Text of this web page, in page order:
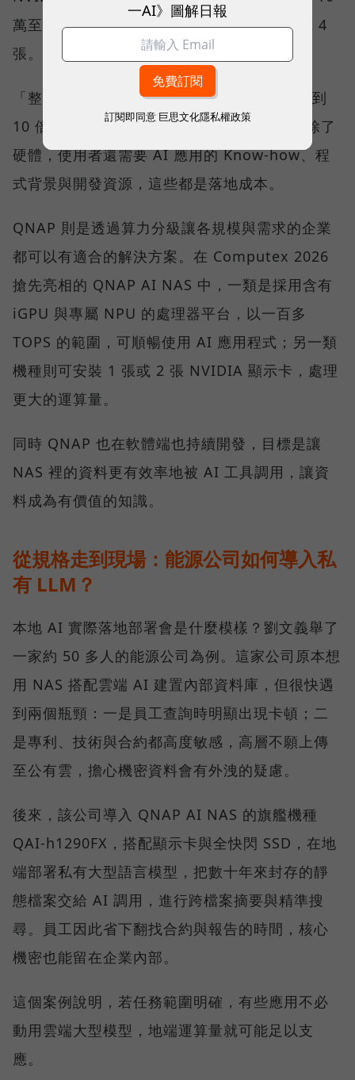
萬至 12 萬元，一張算不完，就得配置 2 張或 4
張。
「整體成本可能是過去單獨一台 NAS 的 5 倍到
10 倍，並不是大部分中小企業都能接受。」除了
硬體，使用者還需要 AI 應用的 Know-how、程
式背景與開發資源，這些都是落地成本。
QNAP 則是透過算力分級讓各規模與需求的企業
都可以有適合的解決方案。在 Computex 2026
搶先亮相的 QNAP AI NAS 中，一類是採用含有
iGPU 與專屬 NPU 的處理器平台，以一百多
TOPS 的範圍，可順暢使用 AI 應用程式；另一類
機種則可安裝 1 張或 2 張 NVIDIA 顯示卡，處理
更大的運算量。
同時 QNAP 也在軟體端也持續開發，目標是讓
NAS 裡的資料更有效率地被 AI 工具調用，讓資
料成為有價值的知識。
從規格走到現場：能源公司如何導入私
有 LLM？
本地 AI 實際落地部署會是什麼模樣？劉文義舉了
一家約 50 多人的能源公司為例。這家公司原本想
用 NAS 搭配雲端 AI 建置內部資料庫，但很快遇
到兩個瓶頸：一是員工查詢時明顯出現卡頓；二
是專利、技術與合約都高度敏感，高層不願上傳
至公有雲，擔心機密資料會有外洩的疑慮。
後來，該公司導入 QNAP AI NAS 的旗艦機種
QAI-h1290FX，搭配顯示卡與全快閃 SSD，在地
端部署私有大型語言模型，把數十年來封存的靜
態檔案交給 AI 調用，進行跨檔案摘要與精準搜
尋。員工因此省下翻找合約與報告的時間，核心
機密也能留在企業內部。
這個案例說明，若任務範圍明確，有些應用不必
動用雲端大型模型，地端運算量就可能足以支
應。
一AI》圖解日報
訂閱即同意 巨思文化隱私權政策